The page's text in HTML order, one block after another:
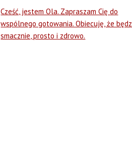
Cześć, jestem Ola. Zapraszam Cię do
wspólnego gotowania. Obiecuję, że
smacznie, prosto i zdrowo.